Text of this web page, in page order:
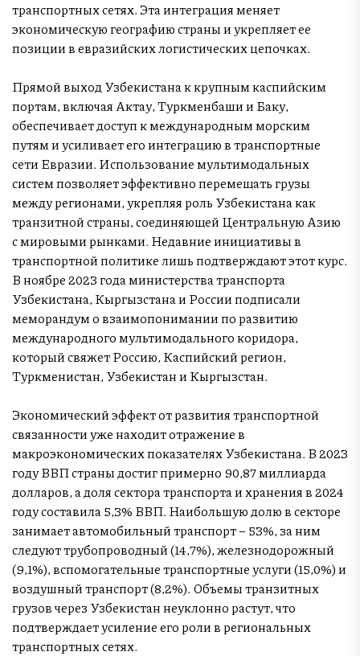
транспортных сетях. Эта интеграция меняет
экономическую географию страны и укрепляет ее
позиции в евразийских логистических цепочках.
Прямой выход Узбекистана к крупным каспийским
портам, включая Актау, Туркменбаши и Баку,
обеспечивает доступ к международным морским
путям и усиливает его интеграцию в транспортные
сети Евразии. Использование мультимодальных
систем позволяет эффективно перемещать грузы
между регионами, укрепляя роль Узбекистана как
транзитной страны, соединяющей Центральную Азию
с мировыми рынками. Недавние инициативы в
транспортной политике лишь подтверждают этот курс.
В ноябре 2023 года министерства транспорта
Узбекистана, Кыргызстана и России подписали
меморандум о взаимопонимании по развитию
международного мультимодального коридора,
который свяжет Россию, Каспийский регион,
Туркменистан, Узбекистан и Кыргызстан.
Экономический эффект от развития транспортной
связанности уже находит отражение в
макроэкономических показателях Узбекистана. В 2023
году ВВП страны достиг примерно 90,87 миллиарда
долларов, а доля сектора транспорта и хранения в 2024
году составила 5,3% ВВП. Наибольшую долю в секторе
занимает автомобильный транспорт – 53%, за ним
следуют трубопроводный (14,7%), железнодорожный
(9,1%), вспомогательные транспортные услуги (15,0%) и
воздушный транспорт (8,2%). Объемы транзитных
грузов через Узбекистан неуклонно растут, что
подтверждает усиление его роли в региональных
транспортных сетях.